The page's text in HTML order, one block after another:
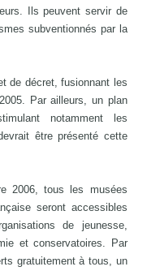
Ils peuvent servir de
subventionnés par la
de décret, fusionnant les
Par ailleurs, un plan
notamment les
être présenté cette
2006, tous les musées
seront accessibles
de jeunesse,
et conservatoires. Par
gratuitement à tous, un